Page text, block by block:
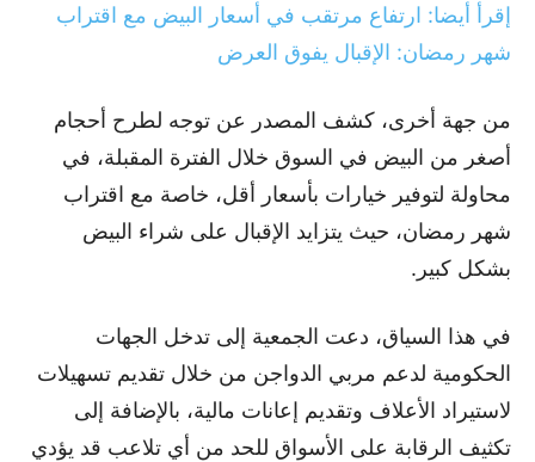
إقرأ أيضا: ارتفاع مرتقب في أسعار البيض مع اقتراب
شهر رمضان: الإقبال يفوق العرض
من جهة أخرى، كشف المصدر عن توجه لطرح أحجام
أصغر من البيض في السوق خلال الفترة المقبلة، في
محاولة لتوفير خيارات بأسعار أقل، خاصة مع اقتراب
شهر رمضان، حيث يتزايد الإقبال على شراء البيض
بشكل كبير.
في هذا السياق، دعت الجمعية إلى تدخل الجهات
الحكومية لدعم مربي الدواجن من خلال تقديم تسهيلات
لاستيراد الأعلاف وتقديم إعانات مالية، بالإضافة إلى
تكثيف الرقابة على الأسواق للحد من أي تلاعب قد يؤدي